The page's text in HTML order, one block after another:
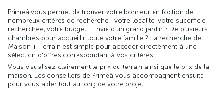
Primeâ vous permet de trouver votre bonheur en foction de
nombreux critères de recherche : votre localité, votre superficie
recherchée, votre budget... Envie d'un grand jardin ? De plusieurs
chambres pour accueillir toute votre famille ? La recherche de
Maison + Terrain est simple pour accéder directement à une
sélection d'offres correspondant à vos critères.
Vous visualisez clairement le prix du terrain ainsi que le prix de la
maison. Les conseillers de Primeâ vous accompagnent ensuite
pour vous aider tout au long de votre projet.